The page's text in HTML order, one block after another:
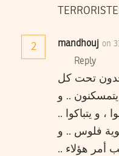
2 mandhouj on
Reply
تحت كل
.. و
، و يتباكوا ..
فلوس .. و
أمر هؤلاء ..